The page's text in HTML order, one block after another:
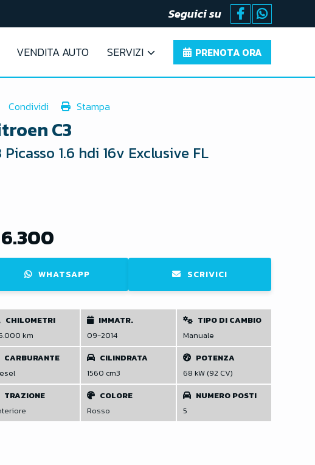
Seguici su
VENDITA AUTO SERVIZI PRENOTA ORA
Condividi Stampa
C3
Picasso 1.6 hdi 16v Exclusive FL
WHATSAPP SCRIVICI
CHILOMETRI
km
IMMATR.
09-2014
TIPO DI CAMBIO
Manuale
CARBURANTE
CILINDRATA
1560 cm3
POTENZA
68 kW (92 CV)
TRAZIONE
COLORE
Rosso
NUMERO POSTI
5